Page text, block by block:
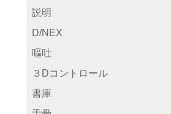
説明
D/NEX
嘔吐
３Dコントロール
書庫